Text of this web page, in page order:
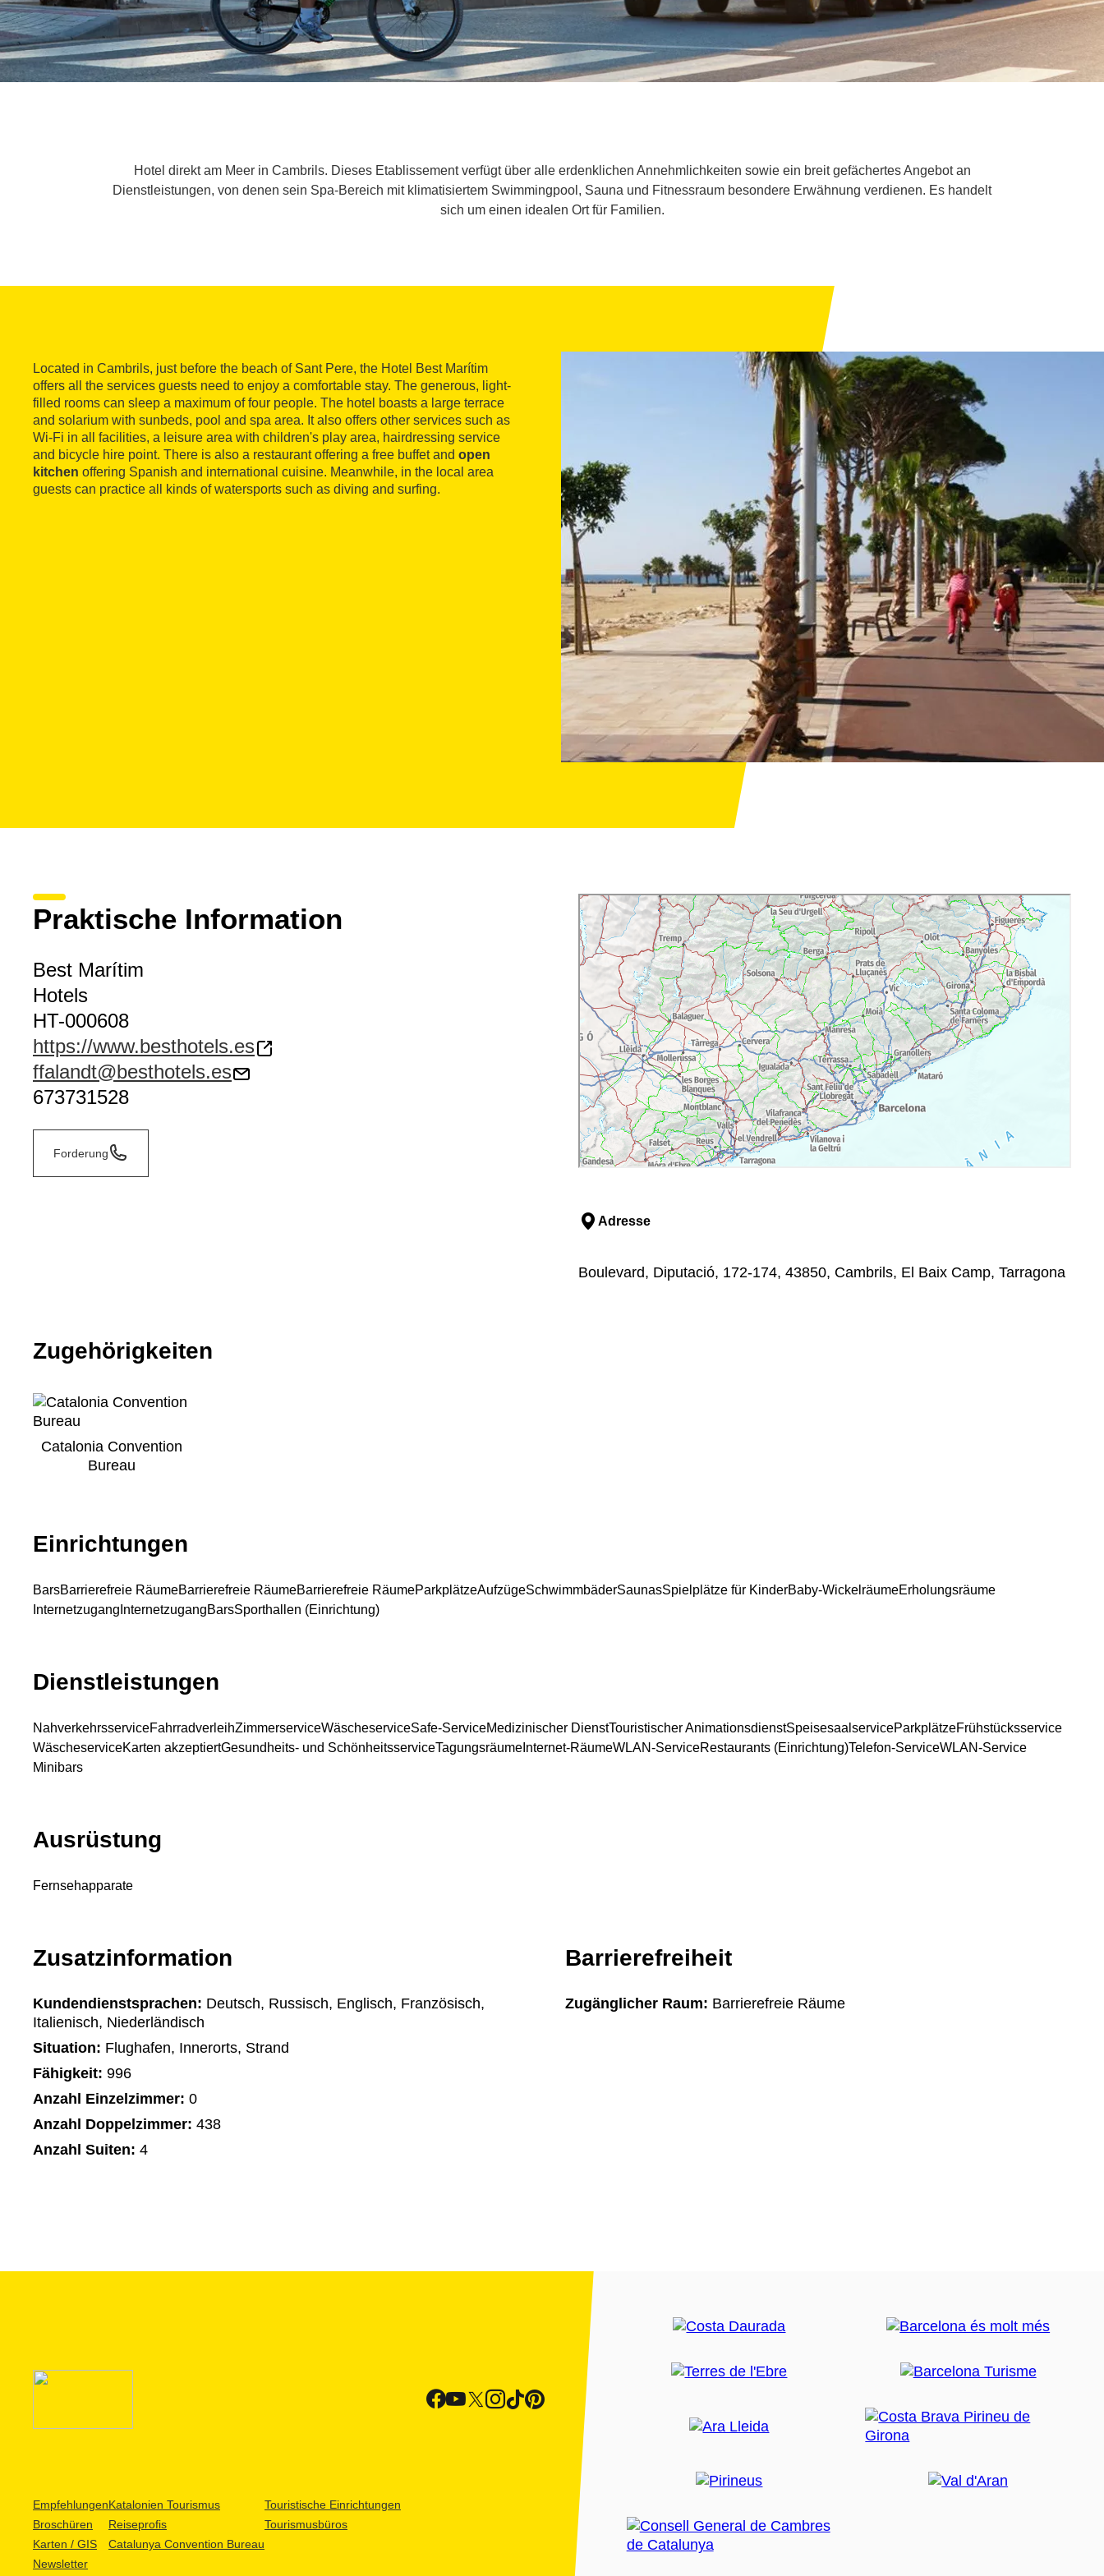
Hotel direkt am Meer in Cambrils. Dieses Etablissement verfügt über alle erdenklichen Annehmlichkeiten sowie ein breit gefächertes Angebot an
Dienstleistungen, von denen sein Spa-Bereich mit klimatisiertem Swimmingpool, Sauna und Fitnessraum besondere Erwähnung verdienen. Es handelt
sich um einen idealen Ort für Familien.
Located in Cambrils, just before the beach of Sant Pere, the Hotel Best Marítim
offers all the services guests need to enjoy a comfortable stay. The generous, light-
filled rooms can sleep a maximum of four people. The hotel boasts a large terrace
and solarium with sunbeds, pool and spa area. It also offers other services such as
Wi-Fi in all facilities, a leisure area with children's play area, hairdressing service
and bicycle hire point. There is also a restaurant offering a free buffet and open
kitchen offering Spanish and international cuisine. Meanwhile, in the local area
guests can practice all kinds of watersports such as diving and surfing.
Praktische Information
Best Marítim
Hotels
HT-000608
https://www.besthotels.es
ffalandt@besthotels.es
673731528
Forderung
Adresse
Boulevard, Diputació, 172-174, 43850, Cambrils, El Baix Camp, Tarragona
Zugehörigkeiten
Catalonia Convention
Bureau
Einrichtungen
BarsBarrierefreie RäumeBarrierefreie RäumeBarrierefreie RäumeParkplätzeAufzügeSchwimmbäderSaunasSpielplätze für KinderBaby-WickelräumeErholungsräume
Internetzugang InternetzugangBarsSporthallen (Einrichtung)
Dienstleistungen
NahverkehrsserviceFahrradverleihZimmerserviceWäscheserviceSafe-ServiceMedizinischer DienstTouristischer AnimationsdienstSpeisesaalserviceParkplätzeFrühstücksservice
WäscheserviceKarten akzeptiertGesundheits- und SchönheitsserviceTagungsräume Internet-RäumeWLAN-ServiceRestaurants (Einrichtung)Telefon-ServiceWLAN-Service
Minibars
Ausrüstung
Fernsehapparate
Zusatzinformation
Kundendienstsprachen: Deutsch, Russisch, Englisch, Französisch,
Italienisch, Niederländisch
Situation: Flughafen, Innerorts, Strand
Fähigkeit: 996
Anzahl Einzelzimmer: 0
Anzahl Doppelzimmer: 438
Anzahl Suiten: 4
Barrierefreiheit
Zugänglicher Raum: Barrierefreie Räume
Empfehlungen
Broschüren
Karten / GIS
Newsletter
Katalonien Tourismus
Reiseprofis
Catalunya Convention Bureau
Touristische Einrichtungen
Tourismusbüros